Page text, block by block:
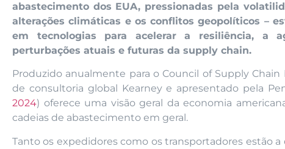
abastecimento dos EUA, pressionadas pela
alterações climáticas e os conflitos geopolíticos –
em tecnologias para acelerar a resiliência, a
perturbações atuais e futuras da supply chain.
Produzido anualmente para o Council of Supply
de consultoria global Kearney e apresentado pela
2024) oferece uma visão geral da economia
cadeias de abastecimento em geral.
Tanto os expedidores como os transportadores estão